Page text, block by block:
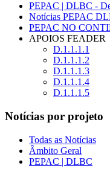
PEPAC | DLBC -
Notícias PEPAC
PEPAC NO
APOIOS FEADER
D.1.1.1.1
D.1.1.1.2
D.1.1.1.3
D.1.1.1.4
D.1.1.1.5
Notícias por projeto
Todas as Notícias
Âmbito Geral
PEPAC | DLBC